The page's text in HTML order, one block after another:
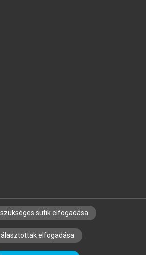
CÉGEKNEK KÖNYVTÁROSOKNAK
ÉS LEKTORÁLÁSI ALAPELVEK
szükséges sütik elfogadása
elfogadása